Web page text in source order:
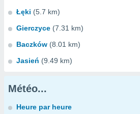
Łęki (5.7 km)
Gierczyce (7.31 km)
Baczków (8.01 km)
Jasień (9.49 km)
Météo...
Heure par heure